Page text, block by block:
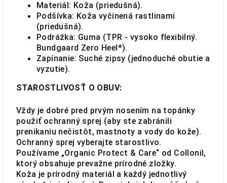
Materiál: Koža (priedušná).
Podšívka: Koža vyčinená rastlinami
(priedušná).
Podrážka: Guma (TPR - vysoko flexibilný.
Bundgaard Zero Heel*).
Zapínanie: Suché zipsy (jednoduché obutie a
vyzutie).
STAROSTLIVOSŤ O OBUV:
Vždy je dobré pred prvým nosením na topánky
použiť ochranný sprej (aby ste zabránili
prenikaniu nečistôt, mastnoty a vody do kože).
Ochranný sprej vyberajte starostlivo.
Používame „Organic Protect & Care“ od Collonil,
ktorý obsahuje prevažne prírodné zložky.
Koža je prírodný materiál a každý jednotlivý